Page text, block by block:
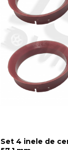
Set 4 inele de